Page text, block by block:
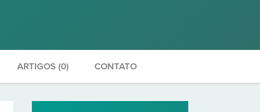
ARTIGOS (0) CONTATO